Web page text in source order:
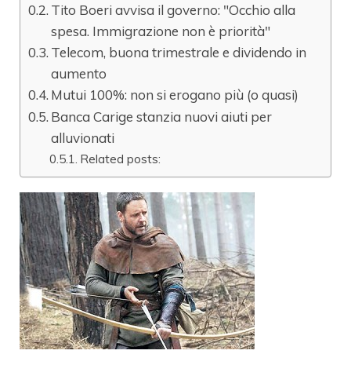
Tito Boeri avvisa il governo: "Occhio alla
spesa. Immigrazione non è priorità"
Telecom, buona trimestrale e dividendo in
aumento
Mutui 100%: non si erogano più (o quasi)
Banca Carige stanzia nuovi aiuti per
alluvionati
Related posts: